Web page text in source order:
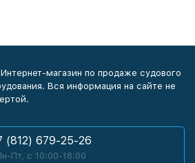
магазин по продаже судового
Вся информация на сайте не
(812) 679-25-26
Пт, с 10:00-18:00